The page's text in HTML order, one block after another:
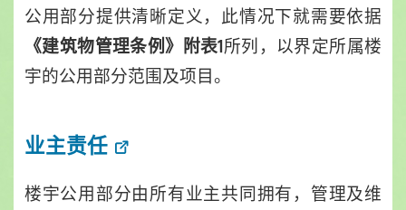
公用部分提供清晰定义，此情况下就需要依据
《建筑物管理条例》附表1所列，以界定所属楼
宇的公用部分范围及项目。
业主责任
楼宇公用部分由所有业主共同拥有，管理及维